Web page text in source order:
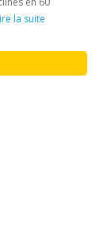
la suite